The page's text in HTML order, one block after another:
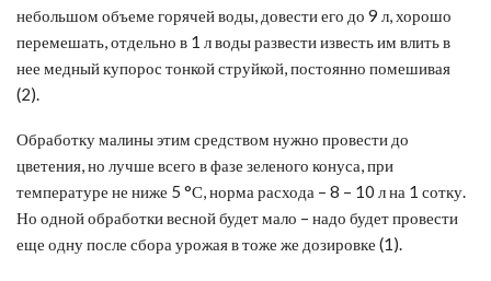
небольшом объеме горячей воды, довести его до 9 л, хорошо
перемешать, отдельно в 1 л воды развести известь им влить в
нее медный купорос тонкой струйкой, постоянно помешивая
(2).
Обработку малины этим средством нужно провести до
цветения, но лучше всего в фазе зеленого конуса, при
температуре не ниже 5 °С, норма расхода – 8 – 10 л на 1 сотку.
Но одной обработки весной будет мало – надо будет провести
еще одну после сбора урожая в тоже же дозировке (1).